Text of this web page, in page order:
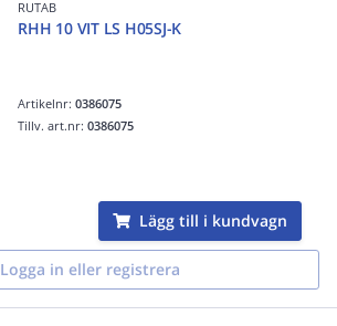
RUTAB
RHH 10 VIT LS H05SJ-K
Artikelnr:0386075
Tillv. art.nr:0386075
Lägg till i kundvagn
Logga in eller registrera